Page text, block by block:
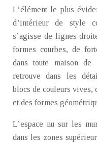
L’élément le plus
d’intérieur de style
s’agisse de lignes
formes courbes, de
dans toute maison
retrouve dans les
blocs de couleurs vives,
et des formes
L’espace nu sur les
dans les zones